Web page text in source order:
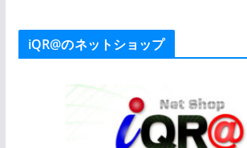
iQR@のネットショップ